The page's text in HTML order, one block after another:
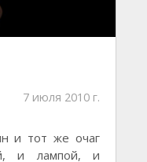
7 июля 2010 г.
и тот же очаг
и лампой, и